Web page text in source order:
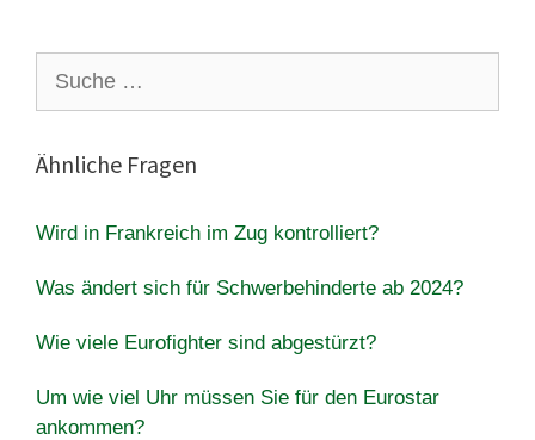
nach:
Ähnliche Fragen
Wird in Frankreich im Zug kontrolliert?
Was ändert sich für Schwerbehinderte ab 2024?
Wie viele Eurofighter sind abgestürzt?
Um wie viel Uhr müssen Sie für den Eurostar
ankommen?